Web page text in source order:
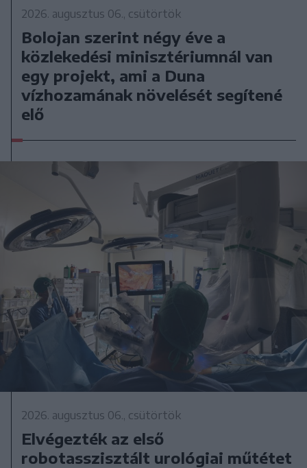
2026. augusztus 06., csütörtök
Bolojan szerint négy éve a
közlekedési minisztériumnál van
egy projekt, ami a Duna
vízhozamának növelését segítené
elő
2026. augusztus 06., csütörtök
Elvégezték az első
robotasszisztált urológiai műtétet